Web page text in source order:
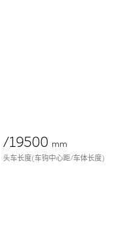
/19500 mm
头车长度(车钩中心距/车体长度)